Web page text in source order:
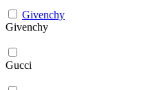
Givenchy
Givenchy
Gucci